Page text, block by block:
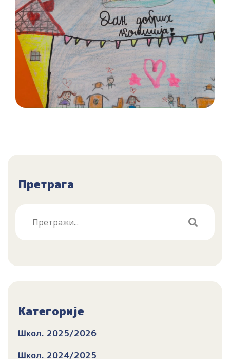
Претрага
Категорије
Школ. 2025/2026
Школ. 2024/2025